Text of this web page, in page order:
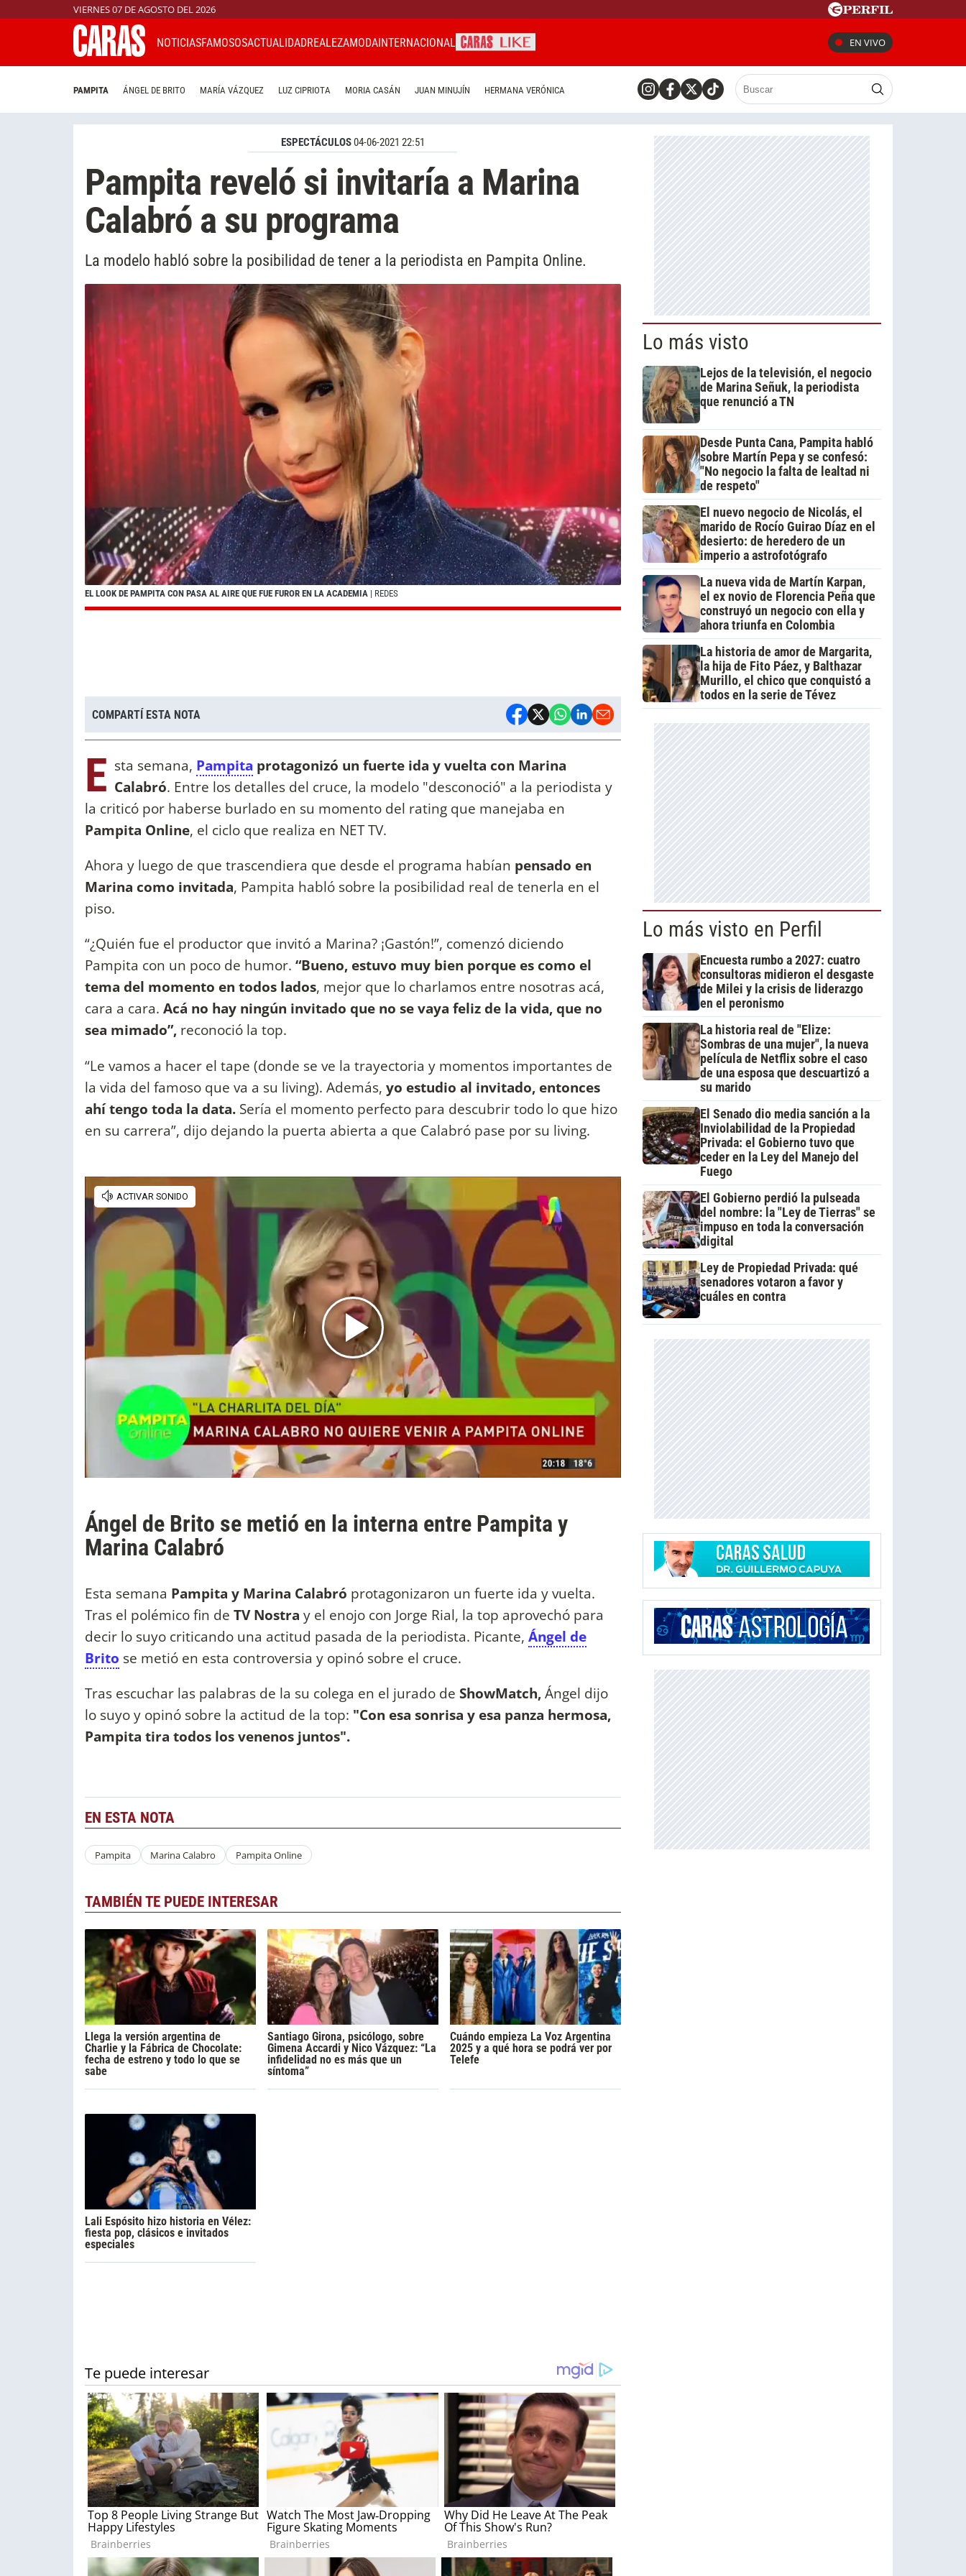
VIERNES 07 DE AGOSTO DEL 2026
NOTICIASFAMOSOSACTUALIDADREALEZAMODAINTERNACIONAL EN VIVO
PAMPITA ÁNGEL DE BRITO MARÍA VÁZQUEZ LUZ CIPRIOTA MORIA CASÁN JUAN MINUJÍN HERMANA VERÓNICA
ESPECTÁCULOS04-06-2021 22:51
Pampita reveló si invitaría a Marina
Calabró a su programa
La modelo habló sobre la posibilidad de tener a la periodista en Pampita Online.
EL LOOK DE PAMPITA CON PASA AL AIRE QUE FUE FUROR EN LA ACADEMIA | REDES
COMPARTÍ ESTA NOTA
E sta semana, Pampita protagonizó un fuerte ida y vuelta con Marina
Calabró. Entre los detalles del cruce, la modelo "desconoció" a la periodista y
la criticó por haberse burlado en su momento del rating que manejaba en
Pampita Online, el ciclo que realiza en NET TV.
Ahora y luego de que trascendiera que desde el programa habían pensado en
Marina como invitada, Pampita habló sobre la posibilidad real de tenerla en el
piso.
“¿Quién fue el productor que invitó a Marina? ¡Gastón!”, comenzó diciendo
Pampita con un poco de humor. “Bueno, estuvo muy bien porque es como el
tema del momento en todos lados, mejor que lo charlamos entre nosotras acá,
cara a cara. Acá no hay ningún invitado que no se vaya feliz de la vida, que no
sea mimado”, reconoció la top.
“Le vamos a hacer el tape (donde se ve la trayectoria y momentos importantes de
la vida del famoso que va a su living). Además, yo estudio al invitado, entonces
ahí tengo toda la data. Sería el momento perfecto para descubrir todo lo que hizo
en su carrera”, dijo dejando la puerta abierta a que Calabró pase por su living.
Ángel de Brito se metió en la interna entre Pampita y
Marina Calabró
Esta semana Pampita y Marina Calabró protagonizaron un fuerte ida y vuelta.
Tras el polémico fin de TV Nostra y el enojo con Jorge Rial, la top aprovechó para
decir lo suyo criticando una actitud pasada de la periodista. Picante, Ángel de
Brito se metió en esta controversia y opinó sobre el cruce.
Tras escuchar las palabras de la su colega en el jurado de ShowMatch,Ángel dijo
lo suyo y opinó sobre la actitud de la top: "Con esa sonrisa y esa panza hermosa,
Pampita tira todos los venenos juntos".
EN ESTA NOTA
Pampita Marina Calabro Pampita Online
TAMBIÉN TE PUEDE INTERESAR
Llega la versión argentina de
Charlie y la Fábrica de Chocolate:
fecha de estreno y todo lo que se
sabe
Santiago Girona, psicólogo, sobre
Gimena Accardi y Nico Vázquez: “La
infidelidad no es más que un
síntoma”
Cuándo empieza La Voz Argentina
2025 y a qué hora se podrá ver por
Telefe
Lali Espósito hizo historia en Vélez:
fiesta pop, clásicos e invitados
especiales
Lo más visto
Lejos de la televisión, el negocio
de Marina Señuk, la periodista
que renunció a TN
Desde Punta Cana, Pampita habló
sobre Martín Pepa y se confesó:
"No negocio la falta de lealtad ni
de respeto"
El nuevo negocio de Nicolás, el
marido de Rocío Guirao Díaz en el
desierto: de heredero de un
imperio a astrofotógrafo
La nueva vida de Martín Karpan,
el ex novio de Florencia Peña que
construyó un negocio con ella y
ahora triunfa en Colombia
La historia de amor de Margarita,
la hija de Fito Páez, y Balthazar
Murillo, el chico que conquistó a
todos en la serie de Tévez
Lo más visto en Perfil
Encuesta rumbo a 2027: cuatro
consultoras midieron el desgaste
de Milei y la crisis de liderazgo
en el peronismo
La historia real de "Elize:
Sombras de una mujer", la nueva
película de Netflix sobre el caso
de una esposa que descuartizó a
su marido
El Senado dio media sanción a la
Inviolabilidad de la Propiedad
Privada: el Gobierno tuvo que
ceder en la Ley del Manejo del
Fuego
El Gobierno perdió la pulseada
del nombre: la "Ley de Tierras" se
impuso en toda la conversación
digital
Ley de Propiedad Privada: qué
senadores votaron a favor y
cuáles en contra